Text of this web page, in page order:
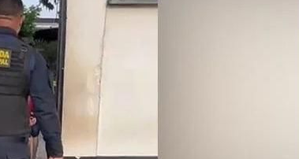
PF deflagra operação contra
fraude de R$ 5,7 milhões no INSS